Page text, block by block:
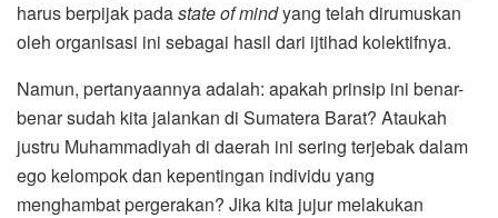
harus berpijak padastate of mindyang telah dirumuskan
oleh organisasi ini sebagai hasil dari ijtihad kolektifnya.
Namun, pertanyaannya adalah: apakah prinsip ini benar-
benar sudah kita jalankan di Sumatera Barat? Ataukah
justru Muhammadiyah di daerah ini sering terjebak dalam
ego kelompok dan kepentingan individu yang
menghambat pergerakan? Jika kita jujur melakukan